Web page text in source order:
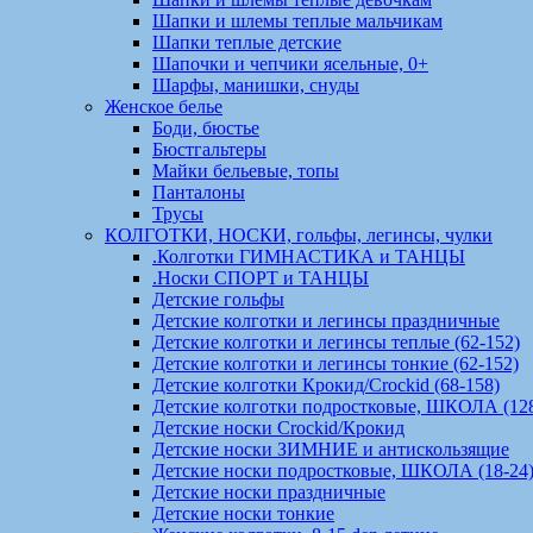
Шапки и шлемы теплые мальчикам
Шапки теплые детские
Шапочки и чепчики ясельные, 0+
Шарфы, манишки, снуды
Женское белье
Боди, бюстье
Бюстгальтеры
Майки бельевые, топы
Панталоны
Трусы
КОЛГОТКИ, НОСКИ, гольфы, легинсы, чулки
.Колготки ГИМНАСТИКА и ТАНЦЫ
.Носки СПОРТ и ТАНЦЫ
Детские гольфы
Детские колготки и легинсы праздничные
Детские колготки и легинсы теплые (62-152)
Детские колготки и легинсы тонкие (62-152)
Детские колготки Крокид/Crockid (68-158)
Детские колготки подростковые, ШКОЛА
Детские носки Crockid/Крокид
Детские носки ЗИМНИЕ и антискользящие
Детские носки подростковые, ШКОЛА (18-24)
Детские носки праздничные
Детские носки тонкие